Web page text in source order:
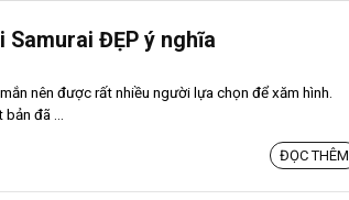
Samurai ĐẸP ý nghĩa
nên được rất nhiều người lựa chọn để xăm hình.
đã ...
ĐỌC THÊM